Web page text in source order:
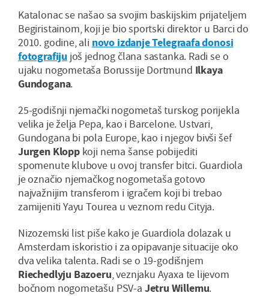
Katalonac se našao sa svojim baskijskim prijateljem
Begiristainom, koji je bio sportski direktor u Barci do
2010. godine, ali novo izdanje Telegraafa donosi
fotografiju još jednog člana sastanka. Radi se o
ujaku nogometaša Borussije Dortmund Ilkaya
Gundogana.
25-godišnji njemački nogometaš turskog porijekla
velika je želja Pepa, kao i Barcelone. Ustvari,
Gundogana bi pola Europe, kao i njegov bivši šef
Jurgen Kloppkoji nema šanse pobijediti
spomenute klubove u ovoj transfer bitci. Guardiola
je označio njemačkog nogometaša gotovo
najvažnijim transferom i igračem koji bi trebao
zamijeniti Yayu Tourea u veznom redu Cityja.
Nizozemski list piše kako je Guardiola dolazak u
Amsterdam iskoristio i za opipavanje situacije oko
dva velika talenta. Radi se o 19-godišnjem
Riechedlyju Bazoeru, veznjaku Ayaxa te lijevom
bočnom nogometašu PSV-a Jetru Willemu.